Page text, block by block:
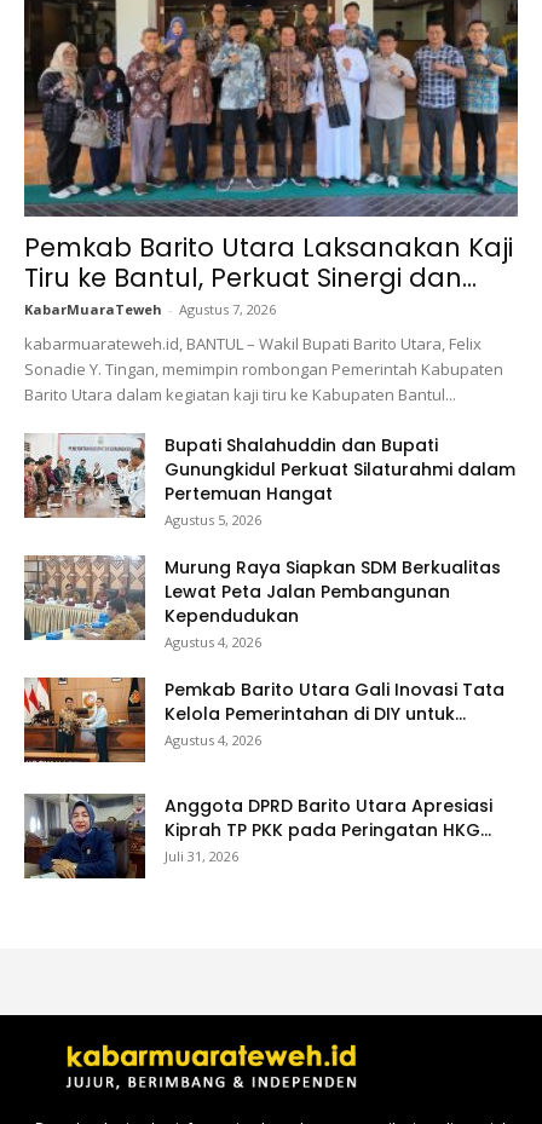
Pemkab Barito Utara Laksanakan Kaji
Tiru ke Bantul, Perkuat Sinergi dan...
KabarMuaraTeweh - Agustus 7, 2026
kabarmuarateweh.id, BANTUL – Wakil Bupati Barito Utara, Felix
Sonadie Y. Tingan, memimpin rombongan Pemerintah Kabupaten
Barito Utara dalam kegiatan kaji tiru ke Kabupaten Bantul...
Bupati Shalahuddin dan Bupati
Gunungkidul Perkuat Silaturahmi dalam
Pertemuan Hangat
Agustus 5, 2026
Murung Raya Siapkan SDM Berkualitas
Lewat Peta Jalan Pembangunan
Kependudukan
Agustus 4, 2026
Pemkab Barito Utara Gali Inovasi Tata
Kelola Pemerintahan di DIY untuk...
Agustus 4, 2026
Anggota DPRD Barito Utara Apresiasi
Kiprah TP PKK pada Peringatan HKG...
Juli 31, 2026